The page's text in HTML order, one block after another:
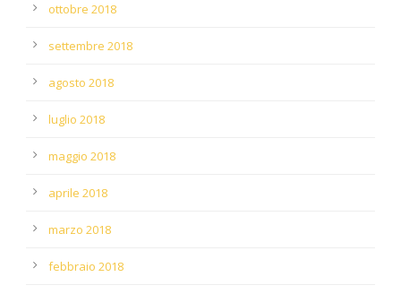
ottobre 2018
settembre 2018
agosto 2018
luglio 2018
maggio 2018
aprile 2018
marzo 2018
febbraio 2018